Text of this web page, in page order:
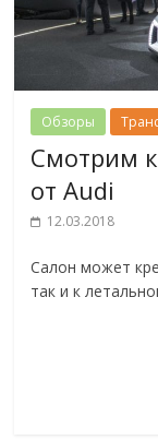
Обзоры
Смотрим
от Audi
12.03.2018
Салон может
так и к